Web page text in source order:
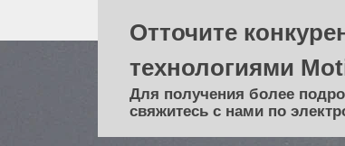
Используется для шлифовки
поверхностей.
Модель: FHDR1300/FHDR1000
Отточите
технологиями
Для получения более
свяжитесь с нами по